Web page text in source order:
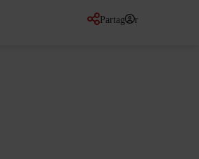
Partager
sur les réseaux